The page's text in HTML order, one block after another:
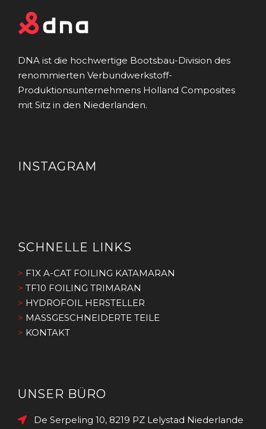
DNA ist die hochwertige Bootsbau-Division des
renommierten Verbundwerkstoff-
Produktionsunternehmens Holland Composites
mit Sitz in den Niederlanden.
INSTAGRAM
SCHNELLE LINKS
> F1X A-CAT FOILING KATAMARAN
> TF10 FOILING TRIMARAN
> HYDROFOIL HERSTELLER
> MASSGESCHNEIDERTE TEILE
> KONTAKT
UNSER BÜRO
De Serpeling 10, 8219 PZ Lelystad Niederlande